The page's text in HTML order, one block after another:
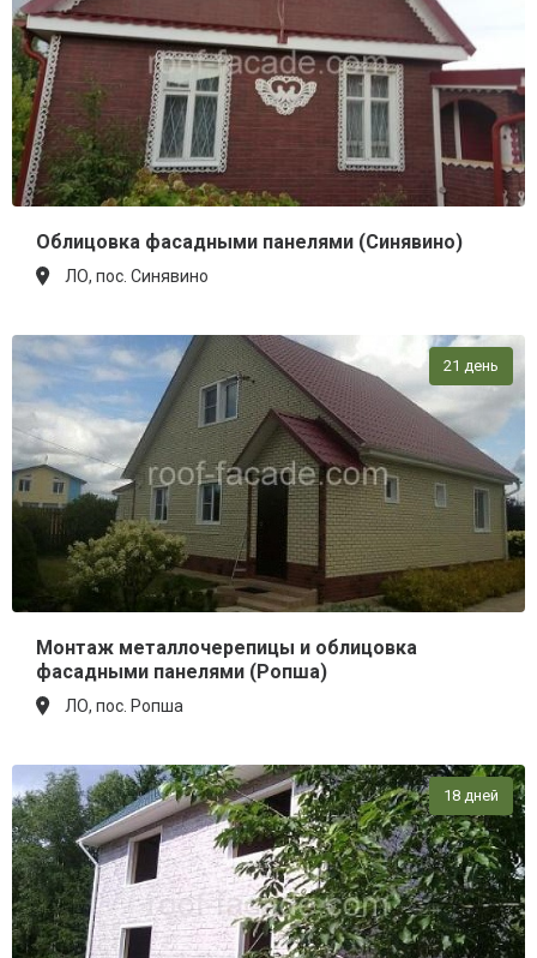
Облицовка фасадными панелями (Синявино)
ЛО, пос. Синявино
21 день
Монтаж металлочерепицы и облицовка
фасадными панелями (Ропша)
ЛО, пос. Ропша
18 дней